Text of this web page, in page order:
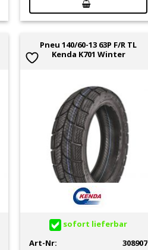
Pneu 140/60-13 63P F/R TL
Kenda K701 Winter
sofort lieferbar
Art-Nr:
308907